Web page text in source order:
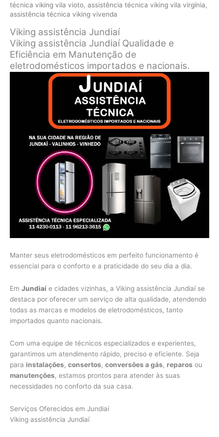
técnica viking vila vioto, assistência técnica viking vila virgínia,
assistência técnica viking vivenda
Viking assistência Jundiaí
Viking assistência Jundiaí Qualidade e
Eficiência em Manutenção de
eletrodomésticos importados e nacionais.
Manter seus eletrodomésticos em perfeito funcionamento é
essencial para o conforto e a praticidade do seu dia a dia.
Em Jundiaí e cidades vizinhas, a Viking assistência Jundiaí se
destaca por oferecer um serviço de alta qualidade, atendendo
todas as marcas e modelos de eletrodomésticos, tanto
importados quanto nacionais.
Com uma equipe de técnicos especializados e experientes,
garantimos um atendimento rápido, preciso e eficiente. Seja
para instalações, consertos, conversões a gás, reparos ou
manutenções, estamos prontos para atender às suas
necessidades no conforto da sua casa.
Serviços Oferecidos em Jundiaí
Viking assistência Jundiaí